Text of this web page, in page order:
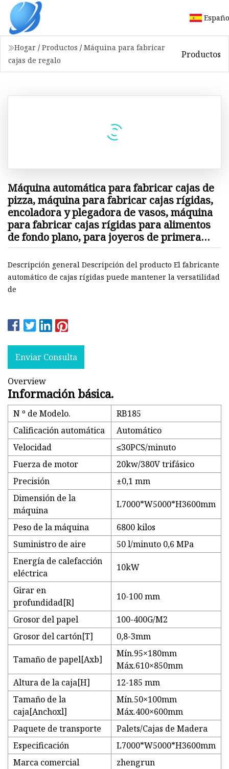
Hogar / Productos / Máquina para fabricar
cajas de regalo
Productos
Máquina automática para fabricar cajas de
pizza, máquina para fabricar cajas rígidas,
encoladora y plegadora de vasos, máquina
para fabricar cajas rígidas para alimentos
de fondo plano, para joyeros de primera
calidad, cajas para teléfonos móviles y
máquina para fabricar cajas de regalo
Descripción general Descripción del producto El fabricante
automático de cajas rígidas puede mantener la versatilidad
de
Enviar Consulta
Overview
Información básica.
N º de Modelo.
RB185
Calificación automática
Automático
Velocidad
≤30PCS/minuto
Fuerza de motor
20kw/380V trifásico
Precisión
±0,1 mm
Dimensión de la
máquina
L7000*W5000*H3600mm
Peso de la máquina
6800 kilos
Suministro de aire
50 l/minuto 0,6 MPa
Energía de calefacción
eléctrica
10kW
Girar en
profundidad[R]
10-100 mm
Grosor del papel
100-400G/M2
Grosor del cartón[T]
0,8-3mm
Tamaño de papel[Axb]
Mín.95×180mm
Máx.610×850mm
Altura de la caja[H]
12-185 mm
Tamaño de la
caja[Anchoxl]
Mín.50×100mm
Máx.400×600mm
Paquete de transporte
Palets/Cajas de Madera
Especificación
L7000*W5000*H3600mm
Marca comercial
zhengrun